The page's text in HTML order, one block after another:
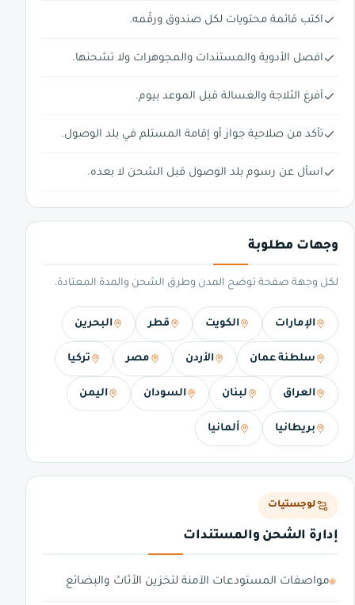
اكتب قائمة محتويات لكل صندوق ورقّمه.
افصل الأدوية والمستندات والمجوهرات ولا تشحنها.
أفرغ الثلاجة والغسالة قبل الموعد بيوم.
تأكد من صلاحية جواز أو إقامة المستلم في بلد الوصول.
اسأل عن رسوم بلد الوصول قبل الشحن لا بعده.
وجهات مطلوبة
لكل وجهة صفحة توضح المدن وطرق الشحن والمدة المعتادة.
الإمارات الكويت قطر البحرين
سلطنة عمان الأردن مصر تركيا
العراق لبنان السودان اليمن
بريطانيا ألمانيا
لوجستيات
إدارة الشحن والمستندات
مواصفات المستودعات الآمنة لتخزين الأثاث والبضائع